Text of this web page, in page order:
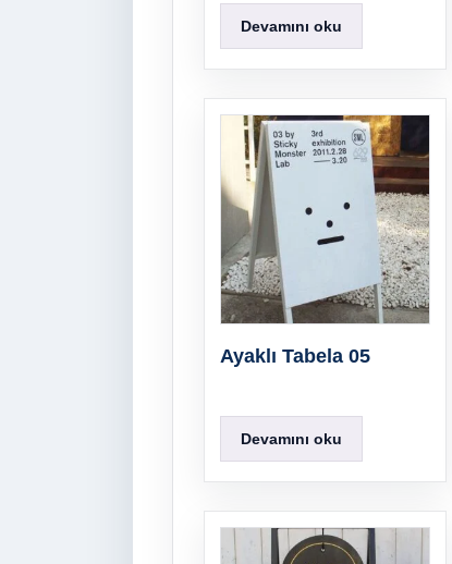
Devamını oku
Ayaklı Tabela 05
Devamını oku